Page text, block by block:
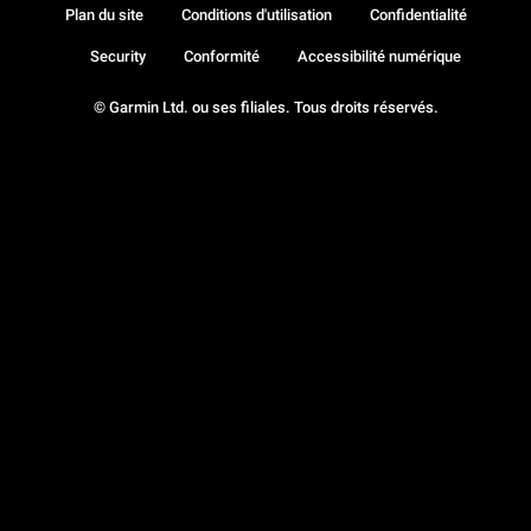
© Garmin Ltd. ou ses filiales. Tous droits réservés.
Plan du site Conditions d'utilisation Confidentialité
Security Conformité Accessibilité numérique